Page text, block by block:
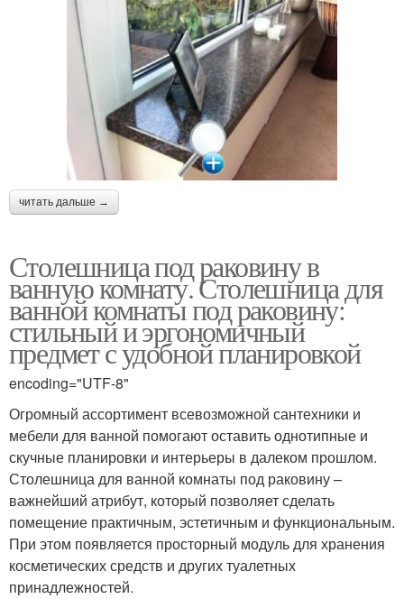
читать дальше →
Столешница под раковину в
ванную комнату. Столешница для
ванной комнаты под раковину:
стильный и эргономичный
предмет с удобной планировкой
encoding="UTF-8"
Огромный ассортимент всевозможной сантехники и
мебели для ванной помогают оставить однотипные и
скучные планировки и интерьеры в далеком прошлом.
Столешница для ванной комнаты под раковину –
важнейший атрибут, который позволяет сделать
помещение практичным, эстетичным и функциональным.
При этом появляется просторный модуль для хранения
косметических средств и других туалетных
принадлежностей.